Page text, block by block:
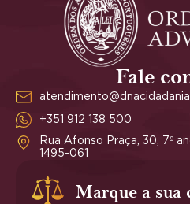
Fale
+351 912 138 500
Rua Afonso Praça, 30, 7º
1495-061
Marque a sua